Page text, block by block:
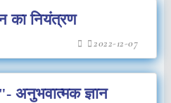
का नियंत्रण
2022-12-07
अनुभवात्मक ज्ञान